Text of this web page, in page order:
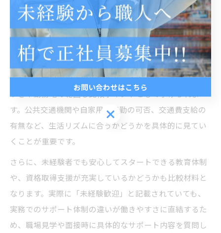
つかの重要な比較ポイントを押さえることが大切です。
まず、長期で安定して働ける職場かどうかは最優先事項
です。契約期間や更新条件、将来的な正社員登用の有無
などを事前に確認しましょう。
また、千葉県流山市の現場作業員求人では、通勤のしや
すさや勤務地の範囲も比較ポイントとして挙げられま
す。公共交通機関や自家用車通勤の可否、交通費支給の
有無など、生活リズムに合うかどうかを具体的に見てい
くことが重要です。
さらに、未経験者でも安心してスタートできる教育体制
や、資格取得支援が充実しているかどうかも比較材料と
なります。実際に「未経験歓迎」と記載されていても、
実務でのサポート体制の違いが働きやすさに直結するた
め、職場見学や面接時に具体的なサポート内容を質問し
お問い合わせはこちら
お問い合わせはこちら